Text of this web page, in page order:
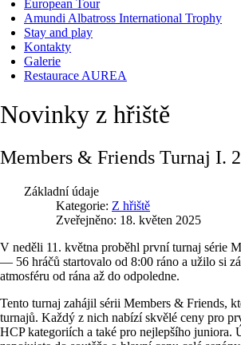
European Tour
Amundi Albatross International Trophy
Stay and play
Kontakty
Galerie
Restaurace AUREA
Novinky z hřiště
Members & Friends Turnaj I.
Základní údaje
Kategorie: Z hřiště
Zveřejněno: 18. květen 2025
V neděli 11. května proběhl první turnaj série
— 56 hráčů startovalo od 8:00 ráno a užilo si
atmosféru od rána až do odpoledne.
Tento turnaj zahájil sérii Members & Friends,
turnajů. Každý z nich nabízí skvělé ceny pro
HCP kategoriích a také pro nejlepšího juniora.